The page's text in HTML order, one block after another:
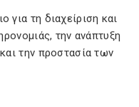
τη διαχείριση και
την ανάπτυξη
την προστασία των